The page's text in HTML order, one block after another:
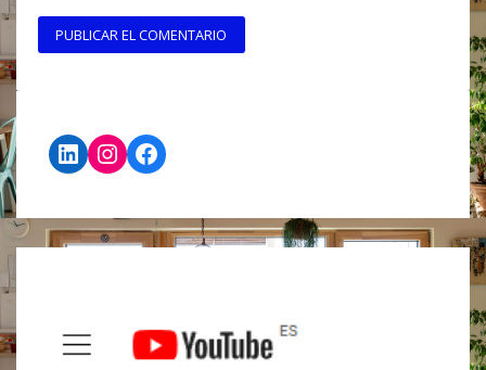
LinkedIn
Instagram
Facebook